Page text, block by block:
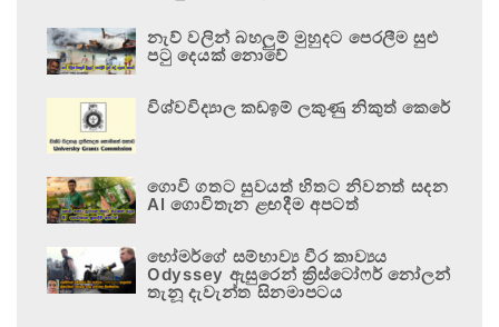
නැව් වලින් බහලුම් මුහුදට පෙරලීම සුළු
පටු දෙයක් නොවේ
විශ්වවිද්‍යාල කඩඉම් ලකුණු නිකුත් කෙරේ
ගොවි ගතට සුවයත් හිතට නිවනත් සදන
AI ගොවිතැන ළඟදීම අපටත්
හෝමර්ගේ සම්භාව්‍ය වීර කාව්‍යය
Odyssey ඇසුරෙන් ක්‍රිස්ටෝෆර් නෝලන්
තැනූ දැවැන්ත සිනමාපටය